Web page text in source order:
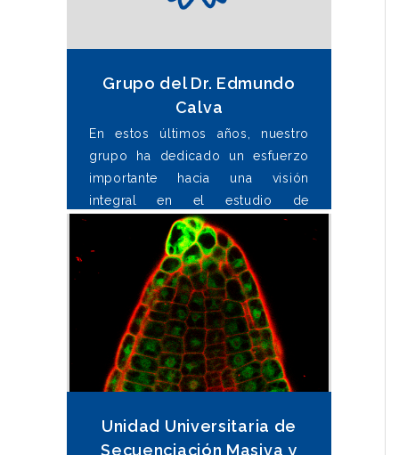
Grupo del Dr. Edmundo
Calva
En estos últimos años, nuestro
grupo ha dedicado un esfuerzo
importante hacia una visión
integral en el estudio de
Salmonella enterica,
al agregar a
nuestros estudios de regulación
genética la caracterización
molecular de cepas de origen
clínico y de alimentos.
Unidad Universitaria de
Secuenciación Masiva y